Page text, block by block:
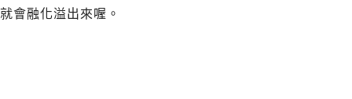
就會融化溢出來喔。